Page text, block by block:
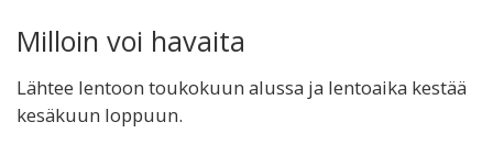
Milloin voi havaita
Lähtee lentoon toukokuun alussa ja lentoaika kestää
kesäkuun loppuun.